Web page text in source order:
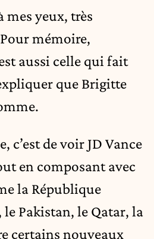
mes yeux, très
mémoire,
aussi celle qui fait
que Brigitte
c’est de voir JD Vance
en composant avec
la République
Pakistan, le Qatar, la
certains nouveaux